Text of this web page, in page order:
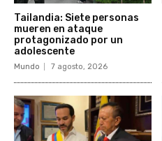
Tailandia: Siete personas
mueren en ataque
protagonizado por un
adolescente
Mundo 7 agosto, 2026